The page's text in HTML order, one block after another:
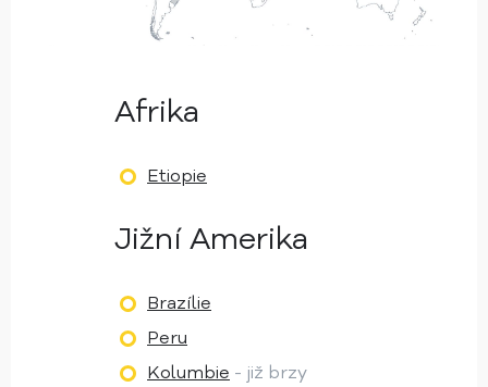
Afrika
Etiopie
Jižní Amerika
Brazílie
Peru
Kolumbie - již brzy